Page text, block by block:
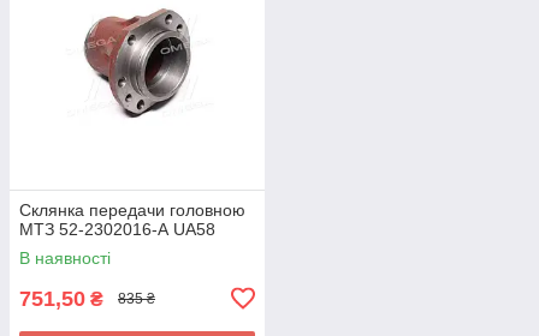
Склянка передачи головною
МТЗ 52-2302016-А UA58
В наявності
751,50 ₴ 835 ₴